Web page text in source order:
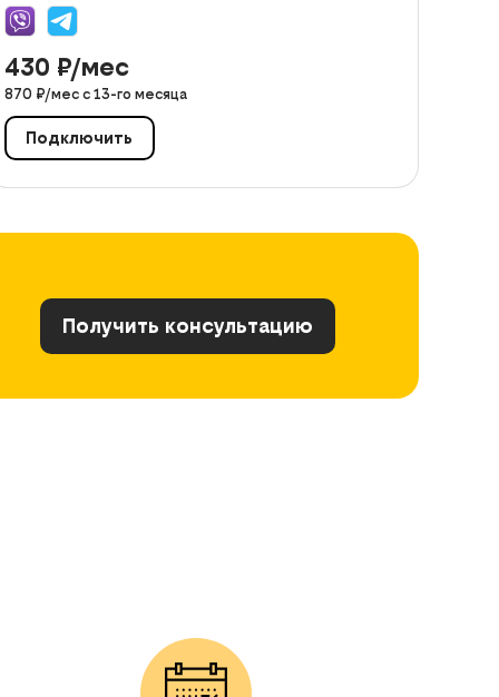
430 ₽/мес
870 ₽/мес с 13-го месяца
Подключить
Получить консультацию